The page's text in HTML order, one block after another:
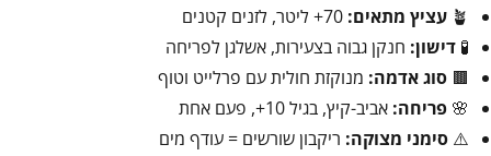
🪴 עציץ מתאים: 70+ ליטר, לזנים קטנים
🧪 דישון: חנקן גבוה בצעירות, אשלגן לפריחה
🟫 סוג אדמה: מנוקזת חולית עם פרלייט וטוף
🌸 פריחה: אביב-קיץ, בגיל 10+, פעם אחת
⚠️ סימני מצוקה: ריקבון שורשים = עודף מים